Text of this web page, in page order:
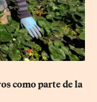
como parte de la